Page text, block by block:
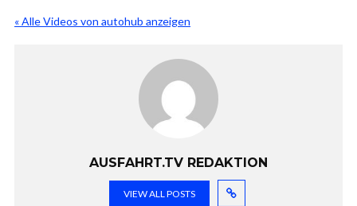
« Alle Videos von autohub anzeigen
AUSFAHRT.TV REDAKTION
VIEW ALL POSTS